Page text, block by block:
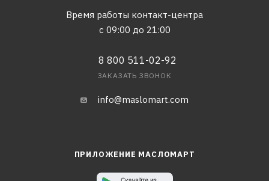
Время работы контакт-центра
с 09:00 до 21:00
8 800 511-02-92
ЗАКАЗАТЬ ЗВОНОК
info@maslomart.com
ПРИЛОЖЕНИЕ МАСЛОМАРТ